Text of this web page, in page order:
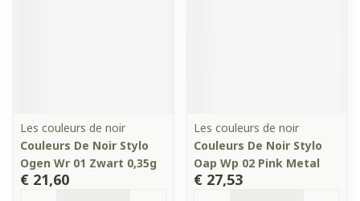
Les couleurs de noir
Couleurs De Noir Stylo
Ogen Wr 01 Zwart 0,35g
€ 21,60
Les couleurs de noir
Couleurs De Noir Stylo
Oap Wp 02 Pink Metal
€ 27,53